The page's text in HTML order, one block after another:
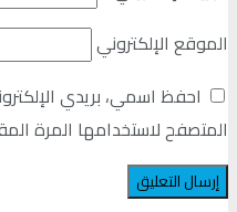
الموقع الإلكتروني
احفظ اسمي، بريدي
المتصفح لاستخدامها المرة